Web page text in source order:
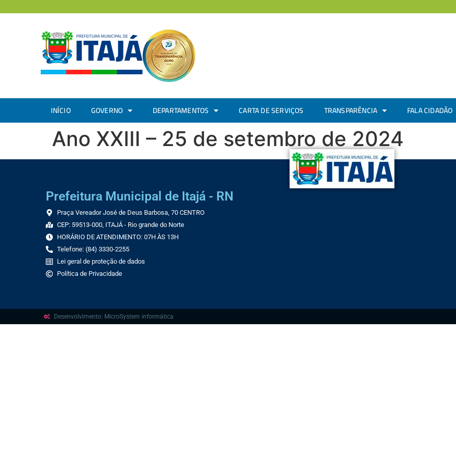
INÍCIO GOVERNO DEPARTAMENTOS CARTA DE SERVIÇOS TRANSPARÊNCIA FALA CIDADÃO
Ano XXIII – 25 de setembro de 2024
Prefeitura Municipal de Itajá - RN
Praça Vereador José de Deus Barbosa, 70 CENTRO
CEP: 59513-000, ITAJÁ - Rio grande do Norte
HORÁRIO DE ATENDIMENTO: 07H ÀS 13H
Telefone: (84) 3330-2255
Lei geral de proteção de dados
Política de Privacidade
Desenvolvimento: MicroSystem informática